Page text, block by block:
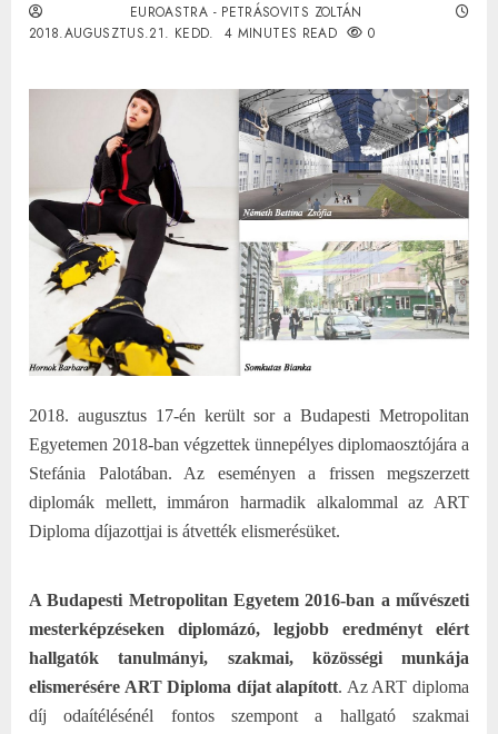
EUROASTRA - PETRÁSOVITS ZOLTÁN
2018.AUGUSZTUS.21. KEDD.
4 MINUTES READ 0
2018. augusztus 17-én került sor a Budapesti Metropolitan
Egyetemen 2018-ban végzettek ünnepélyes diplomaosztójára a
Stefánia Palotában. Az eseményen a frissen megszerzett
diplomák mellett, immáron harmadik alkalommal az ART
Diploma díjazottjai is átvették elismerésüket.
A Budapesti Metropolitan Egyetem 2016-ban a művészeti
mesterképzéseken diplomázó, legjobb eredményt elért
hallgatók tanulmányi, szakmai, közösségi munkája
elismerésére ART Diploma díjat alapított. Az ART diploma
díj odaítélésénél fontos szempont a hallgató szakmai